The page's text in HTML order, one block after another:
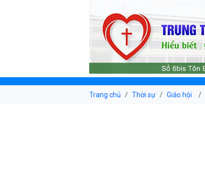
Trang chủ Thời sự Giáo hội